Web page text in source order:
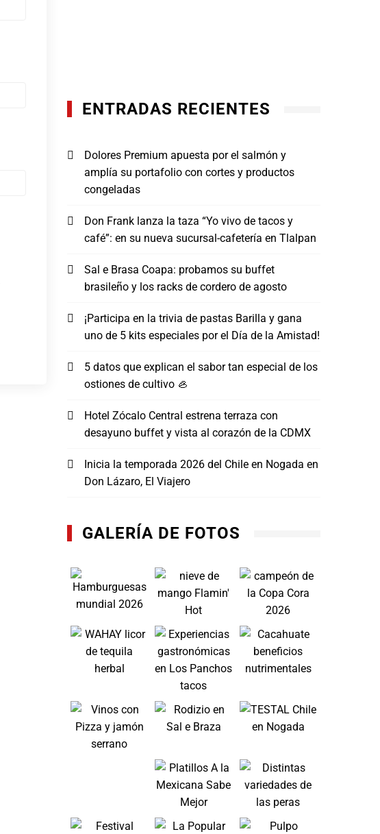
ENTRADAS RECIENTES
Dolores Premium apuesta por el salmón y
amplía su portafolio con cortes y productos
congeladas
Don Frank lanza la taza “Yo vivo de tacos y
café”: en su nueva sucursal-cafetería en Tlalpan
Sal e Brasa Coapa: probamos su buffet
brasileño y los racks de cordero de agosto
¡Participa en la trivia de pastas Barilla y gana
uno de 5 kits especiales por el Día de la Amistad!
5 datos que explican el sabor tan especial de los
ostiones de cultivo 🦪
Hotel Zócalo Central estrena terraza con
desayuno buffet y vista al corazón de la CDMX
Inicia la temporada 2026 del Chile en Nogada en
Don Lázaro, El Viajero
GALERÍA DE FOTOS